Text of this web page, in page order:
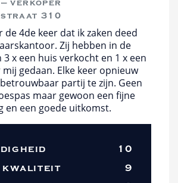
— verkoper
310
de 4de keer dat ik zaken deed
Zij hebben in de
x een huis verkocht en 1 x een
gedaan. Elke keer opnieuw
partij te zijn. Geen
maar gewoon een fijne
en een goede uitkomst.
10
9